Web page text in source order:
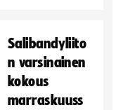
Salibandyliito
n varsinainen
kokous
marraskuuss